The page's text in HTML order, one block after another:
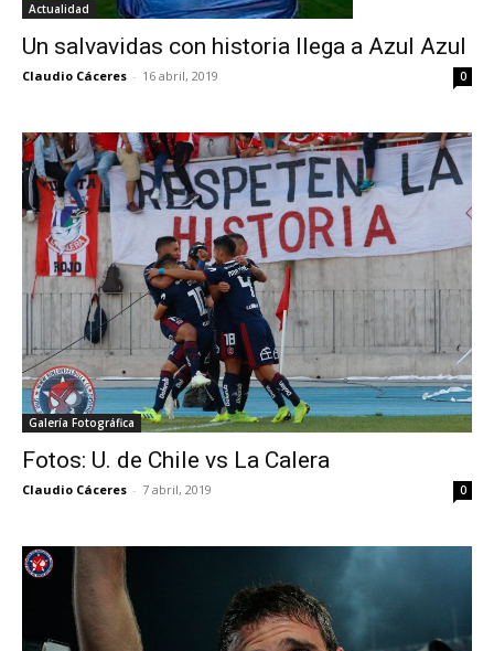
Actualidad
Un salvavidas con historia llega a Azul Azul
Claudio Cáceres - 16 abril, 2019 0
Galería Fotográfica
Fotos: U. de Chile vs La Calera
Claudio Cáceres - 7 abril, 2019 0